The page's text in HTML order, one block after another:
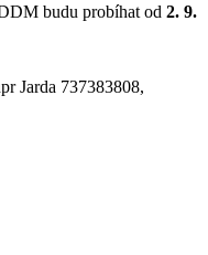
budu probíhat od 2. 9.
Jarda 737383808,